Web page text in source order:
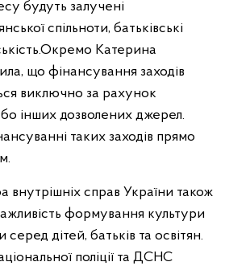
будуть залучені
спільноти, батьківські
Окремо Катерина
що фінансування заходів
виключно за рахунок
інших дозволених джерел.
таких заходів прямо
внутрішніх справ України також
формування культури
дітей, батьків та освітян.
поліції та ДСНС